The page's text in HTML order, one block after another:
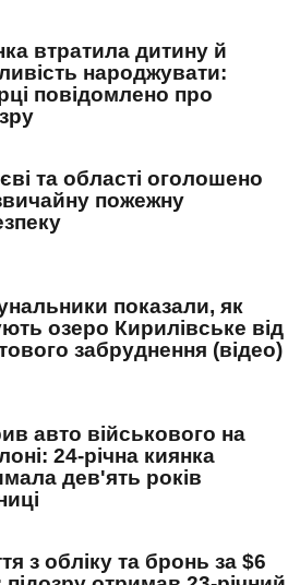
втратила дитину й
народжувати:
повідомлено про
та області оголошено
пожежну
показали, як
озеро Кирилівське від
забруднення (відео)
авто військового на
24-річна киянка
дев'ять років
з обліку та бронь за $6